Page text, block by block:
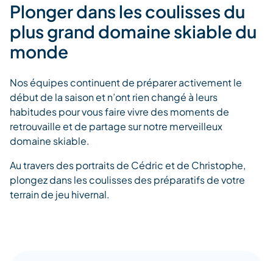
Plonger dans les coulisses du
plus grand domaine skiable du
monde
Nos équipes continuent de préparer activement le
début de la saison et n’ont rien changé à leurs
habitudes pour vous faire vivre des moments de
retrouvaille et de partage sur notre merveilleux
domaine skiable.
Au travers des portraits de Cédric et de Christophe,
plongez dans les coulisses des préparatifs de votre
terrain de jeu hivernal.